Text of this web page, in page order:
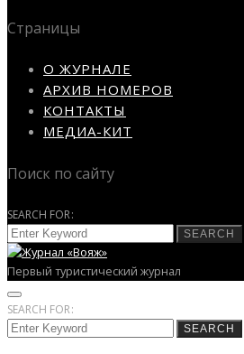
Страницы
О ЖУРНАЛЕ
АРХИВ НОМЕРОВ
КОНТАКТЫ
МЕДИА-КИТ
Поиск по сайту
SEARCH FOR:
SEARCH
Первый туристический журнал
SEARCH FOR:
SEARCH